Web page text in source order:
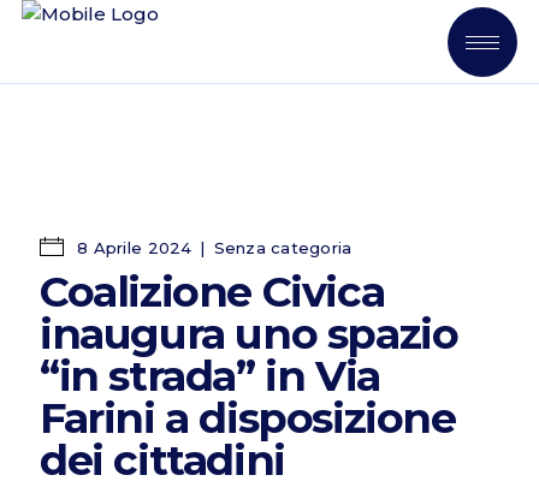
8 Aprile 2024 Senza categoria
Coalizione Civica
inaugura uno spazio
“in strada” in Via
Farini a disposizione
dei cittadini